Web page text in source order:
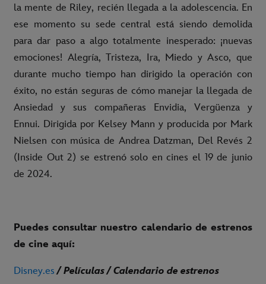
la mente de Riley, recién llegada a la adolescencia. En
ese momento su sede central está siendo demolida
para dar paso a algo totalmente inesperado: ¡nuevas
emociones! Alegría, Tristeza, Ira, Miedo y Asco, que
durante mucho tiempo han dirigido la operación con
éxito, no están seguras de cómo manejar la llegada de
Ansiedad y sus compañeras Envidia, Vergüenza y
Ennui. Dirigida por Kelsey Mann y producida por Mark
Nielsen con música de Andrea Datzman, Del Revés 2
(Inside Out 2) se estrenó solo en cines el 19 de junio
de 2024.
Puedes consultar nuestro calendario de estrenos
de cine aquí:
Disney.es / Películas / Calendario de estrenos